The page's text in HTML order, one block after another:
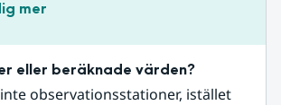
mer
eller beräknade värden?
observationsstationer, istället